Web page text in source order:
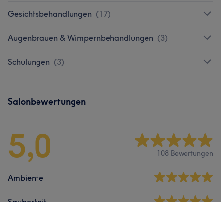
Gesichtsbehandlungen (17)
Augenbrauen & Wimpernbehandlungen (3)
Schulungen (3)
Salonbewertungen
5,0 108 Bewertungen
Ambiente